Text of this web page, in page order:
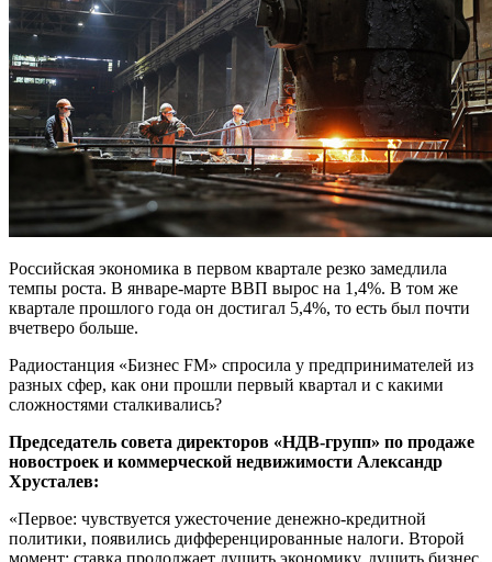
Российская экономика в первом квартале резко замедлила
темпы роста. В январе-марте ВВП вырос на 1,4%. В том же
квартале прошлого года он достигал 5,4%, то есть был почти
вчетверо больше.
Радиостанция «Бизнес FM» спросила у предпринимателей из
разных сфер, как они прошли первый квартал и с какими
сложностями сталкивались?
Председатель совета директоров «НДВ-групп» по продаже
новостроек и коммерческой недвижимости Александр
Хрусталев:
«Первое: чувствуется ужесточение денежно-кредитной
политики, появились дифференцированные налоги. Второй
момент: ставка продолжает душить экономику, душить бизнес,